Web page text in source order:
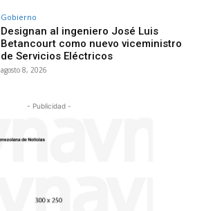
Gobierno
Designan al ingeniero José Luis
Betancourt como nuevo viceministro
de Servicios Eléctricos
agosto 8, 2026
- Publicidad -